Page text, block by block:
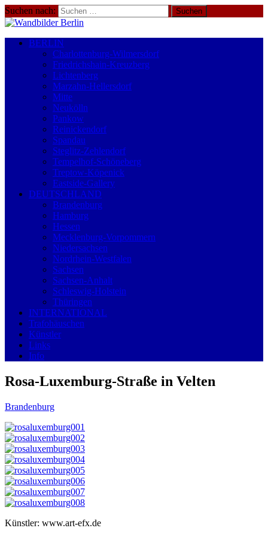
Suchen nach:
BERLIN
Charlottenburg-Wilmersdorf
Friedrichshain-Kreuzberg
Lichtenberg
Marzahn-Hellersdorf
Mitte
Neukölln
Pankow
Reinickendorf
Spandau
Steglitz-Zehlendorf
Tempelhof-Schöneberg
Treptow-Köpenick
Eastside-Gallery
DEUTSCHLAND
Brandenburg
Hamburg
Hessen
Mecklenburg-Vorpommern
Niedersachsen
Nordrhein-Westfalen
Sachsen
Sachsen-Anhalt
Schleswig-Holstein
Thüringen
INTERNATIONAL
Trafohäuschen
Künstler
Links
Info
Rosa-Luxemburg-Straße in Velten
Brandenburg
Künstler: www.art-efx.de